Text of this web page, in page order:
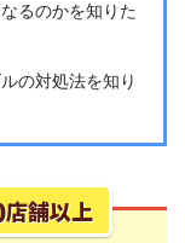
るのかを知りた
の対処法を知り